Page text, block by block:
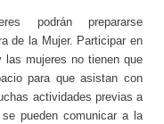
podrán prepararse
de la Mujer. Participar en
mujeres no tienen que
para que asistan con
actividades previas a
pueden comunicar a la